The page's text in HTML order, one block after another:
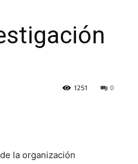
0
1251
la organización